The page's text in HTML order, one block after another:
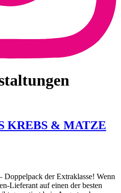
KREBS & MATZE
der Extraklasse! Wenn
Lieferant auf einen der besten